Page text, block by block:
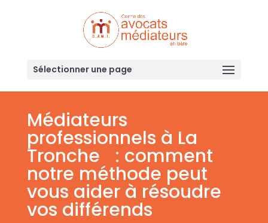
Sélectionner une page
Médiateurs
professionnels à La
Tronche : comment
notre méthode peut
vous aider à résoudre
vos différends